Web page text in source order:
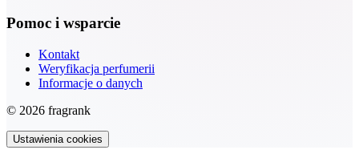
Pomoc i wsparcie
Kontakt
Weryfikacja perfumerii
Informacje o danych
© 2026 fragrank
Ustawienia cookies